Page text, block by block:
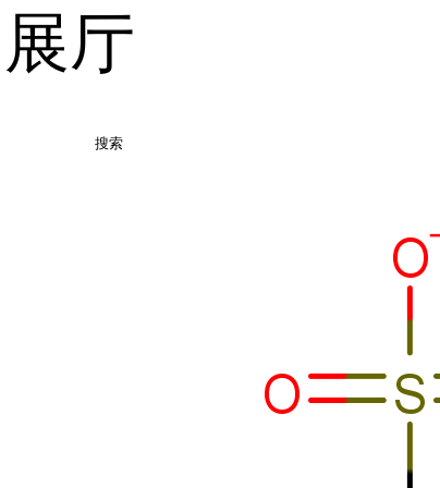
厅
搜索